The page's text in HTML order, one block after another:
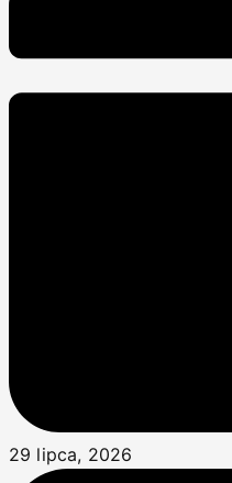
29 lipca, 2026